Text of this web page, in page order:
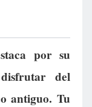
por su
del
antiguo. Tu